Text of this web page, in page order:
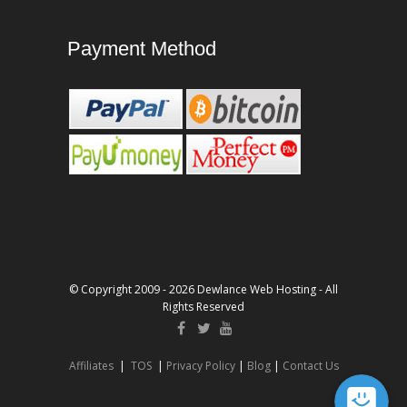
Payment Method
© Copyright 2009 - 2026 Dewlance Web Hosting - All
Rights Reserved
Affiliates| TOS| Privacy Policy| Blog| Contact Us